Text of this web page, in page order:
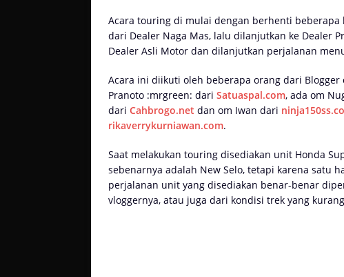
Acara touring di mulai dengan berhenti
dari Dealer Naga Mas, lalu dilanjutkan ke Dealer
Dealer Asli Motor dan dilanjutkan perjalanan
Acara ini diikuti oleh beberapa orang dari Blogger
Pranoto :mrgreen: dari Satuaspal.com, ada om
dari Cahbrogo.net dan om Iwan dari
rikaverrykurniawan.com.
Saat melakukan touring disediakan unit Honda
sebenarnya adalah New Selo, tetapi karena satu
perjalanan unit yang disediakan benar-benar
vloggernya, atau juga dari kondisi trek yang